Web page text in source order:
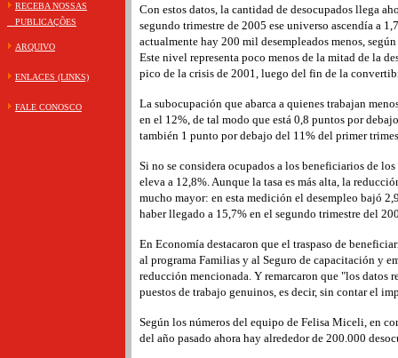
RECEBA NOSSAS
PUBLICAÇÕES
ARQUIVO
ENLACES (LINKS)
FALE CONOSCO
Con estos datos, la cantidad de desocupados llega
segundo trimestre de 2005 ese universo ascendía a
actualmente hay 200 mil desempleados menos,
Este nivel representa poco menos de la mitad de la
pico de la crisis de 2001, luego del fin de la
La subocupación que abarca a quienes trabajan
en el 12%, de tal modo que está 0,8 puntos por
también 1 punto por debajo del 11% del primer
Si no se considera ocupados a los beneficiarios de
eleva a 12,8%. Aunque la tasa es más alta, la
mucho mayor: en esta medición el desempleo bajó
haber llegado a 15,7% en el segundo trimestre del
En Economía destacaron que el traspaso de
al programa Familias y al Seguro de capacitación y
reducción mencionada. Y remarcaron que "los datos
puestos de trabajo genuinos, es decir, sin contar el
Según los números del equipo de Felisa Miceli, en
del año pasado ahora hay alrededor de 200.000